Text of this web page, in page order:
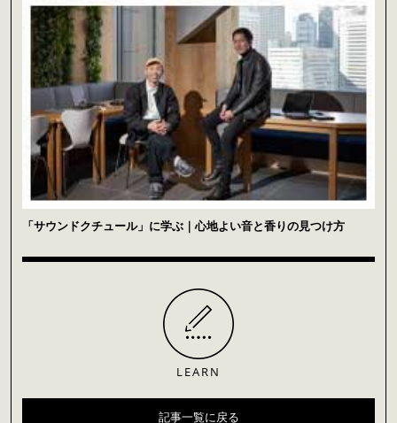
「サウンドクチュール」に学ぶ｜心地よい音と香りの見つけ方
LEARN
記事一覧に戻る